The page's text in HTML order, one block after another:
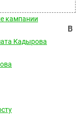
кампании
Кадырова
В